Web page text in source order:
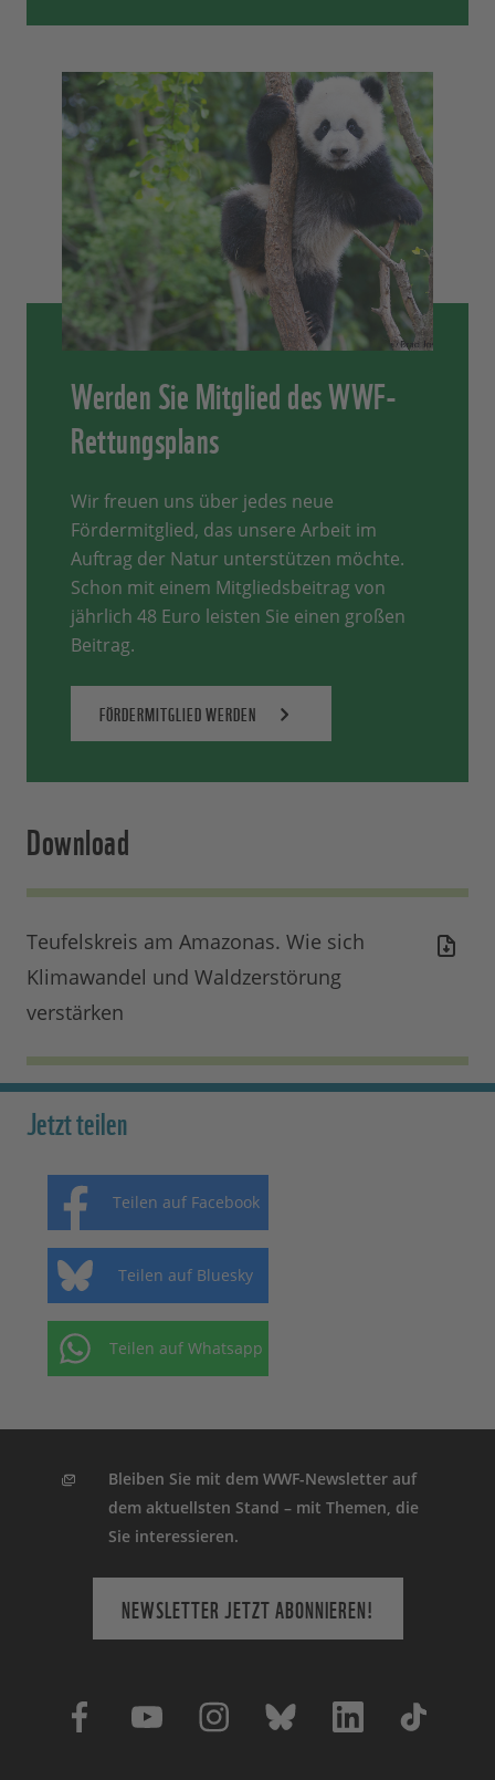
Werden Sie Mitglied des WWF-
Rettungsplans
Wir freuen uns über jedes neue
Fördermitglied, das unsere Arbeit im
Auftrag der Natur unterstützen möchte.
Schon mit einem Mitgliedsbeitrag von
jährlich 48 Euro leisten Sie einen großen
Beitrag.
FÖRDERMITGLIED WERDEN
Download
Teufelskreis am Amazonas. Wie sich
Klimawandel und Waldzerstörung
verstärken
Jetzt teilen
Teilen auf Facebook
Teilen auf Bluesky
Teilen auf Whatsapp
Bleiben Sie mit dem WWF-Newsletter auf
dem aktuellsten Stand – mit Themen, die
Sie interessieren.
NEWSLETTER JETZT ABONNIEREN!